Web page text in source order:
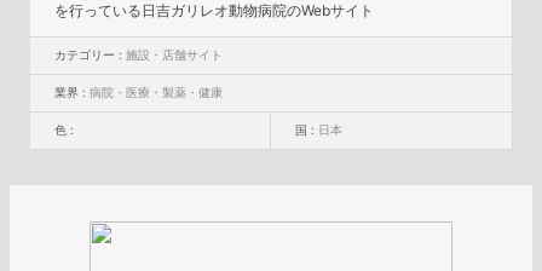
を行っている日吉ガリレオ動物病院のWebサイト
カテゴリー :施設・店舗サイト
業界 :病院・医療・製薬・健康
色 : 国 : 日本